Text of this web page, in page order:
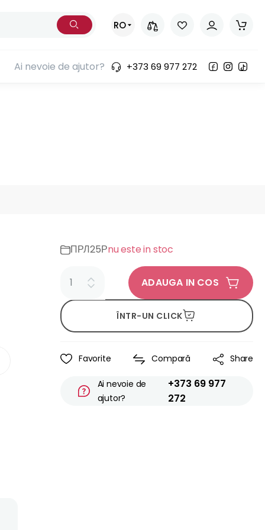
RO
Ai nevoie de ajutor? +373 69 977 272
ПРЛ25Рnu este in stoc
ADAUGA IN COS
ÎNTR-UN CLICK
Favorite Compară Share
Ai nevoie de
ajutor?
+373 69 977
272